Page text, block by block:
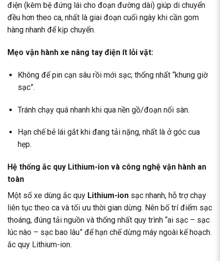
điện (kèm bệ đứng lái cho đoạn đường dài) giúp di chuyển
đều hơn theo ca, nhất là giai đoạn cuối ngày khi cần gom
hàng nhanh để kịp chuyến.
Mẹo vận hành xe nâng tay điện ít lỗi vặt:
Không để pin cạn sâu rồi mới sạc; thống nhất “khung giờ
sạc”.
Tránh chạy quá nhanh khi qua nền gồ/đoạn nối sàn.
Hạn chế bẻ lái gắt khi đang tải nặng, nhất là ở góc cua
hẹp.
Hệ thống ắc quy Lithium-ion và công nghệ vận hành an
toàn
Một số xe dùng ắc quy Lithium-ion sạc nhanh, hỗ trợ chạy
liên tục theo ca và tối ưu thời gian dừng. Nên bố trí điểm sạc
thoáng, đúng tải nguồn và thống nhất quy trình “ai sạc – sạc
lúc nào – sạc bao lâu” để hạn chế dừng máy ngoài kế hoạch.
ắc quy Lithium-ion.